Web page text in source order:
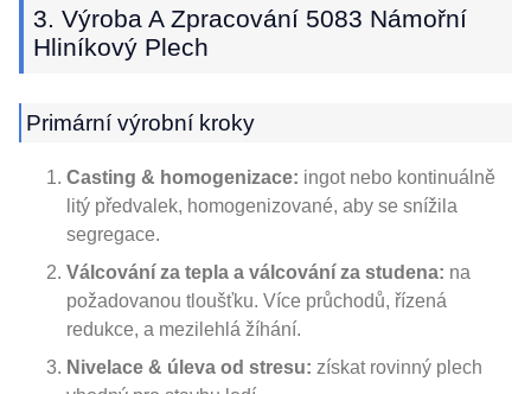
3. Výroba A Zpracování 5083 Námořní
Hliníkový Plech
Primární výrobní kroky
Casting & homogenizace: ingot nebo kontinuálně
litý předvalek, homogenizované, aby se snížila
segregace.
Válcování za tepla a válcování za studena: na
požadovanou tloušťku. Více průchodů, řízená
redukce, a mezilehlá žíhání.
Nivelace & úleva od stresu: získat rovinný plech